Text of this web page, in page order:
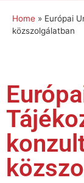
Home » Európai
közszolgálatban